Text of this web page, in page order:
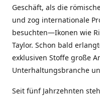
Geschäft, als die
und zog internationale
besuchten—Ikonen wie
Taylor. Schon bald
exklusiven Stoffe große
Unterhaltungsbranche
Seit fünf Jahrzehnten